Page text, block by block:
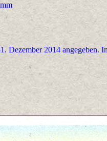
Dezember 2014 angegeben.